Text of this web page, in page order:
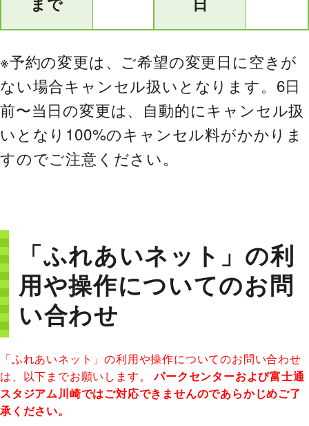
※予約の変更は、ご希望の変更日に空きが
ない場合キャンセル扱いとなります。6日
前〜当日の変更は、自動的にキャンセル扱
いとなり100%のキャンセル料がかかりま
すのでご注意ください。
「ふれあいネット」の利
用や操作についてのお問
い合わせ
「ふれあいネット」の利用や操作についてのお問い合わせ
は、以下までお願いします。パークセンターおよび富士通
スタジアム川崎ではご対応できませんのであらかじめご了
承ください。